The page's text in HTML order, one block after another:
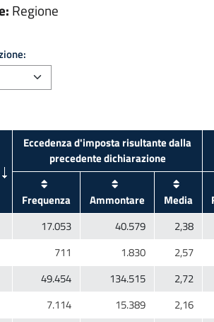
Regione
Eccedenza d'imposta risultante dalla